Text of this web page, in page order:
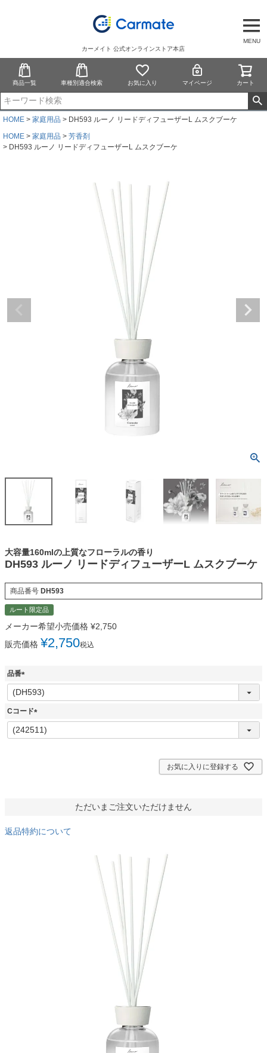
MENU
カーメイト 公式オンラインストア本店
商品一覧 車種別適合検索 お気に入り マイページ カート
HOME 家庭用品
DH593 ルーノ リードディフューザーL ムスクブーケ
HOME
家庭用品
芳香剤
DH593 ルーノ リードディフューザーL ムスクブーケ
大容量160mlの上質なフローラルの香り
DH593 ルーノ リードディフューザーL ムスクブーケ
商品番号 DH593
ルート限定品
メーカー希望小売価格 ¥2,750
販売価格 ¥2,750税込
品番
(
必
須
Cコード
(
必
お気に入りに登録する
ただいまご注文いただけません
返品特約について